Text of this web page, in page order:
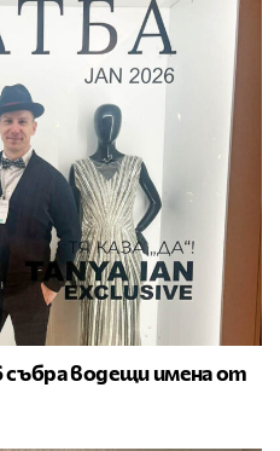
събра водещи имена от